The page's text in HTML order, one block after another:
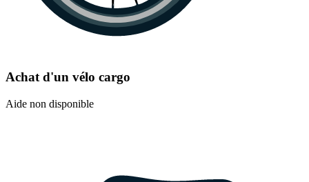
Achat d'un vélo cargo
Aide non disponible